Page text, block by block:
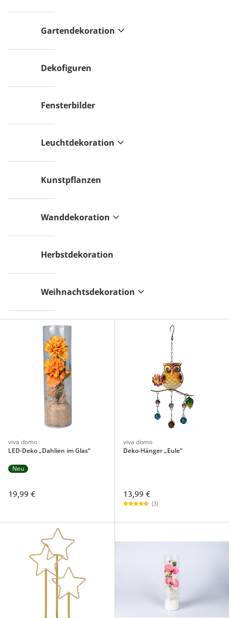
Gartendekoration
Dekofiguren
Fensterbilder
Leuchtdekoration
Kunstpflanzen
Wanddekoration
Herbstdekoration
Weihnachtsdekoration
viva domo
LED-Deko „Dahlien im Glas“
Neu
19,99 €
viva domo
Deko-Hänger „Eule“
13,99 €
(3)